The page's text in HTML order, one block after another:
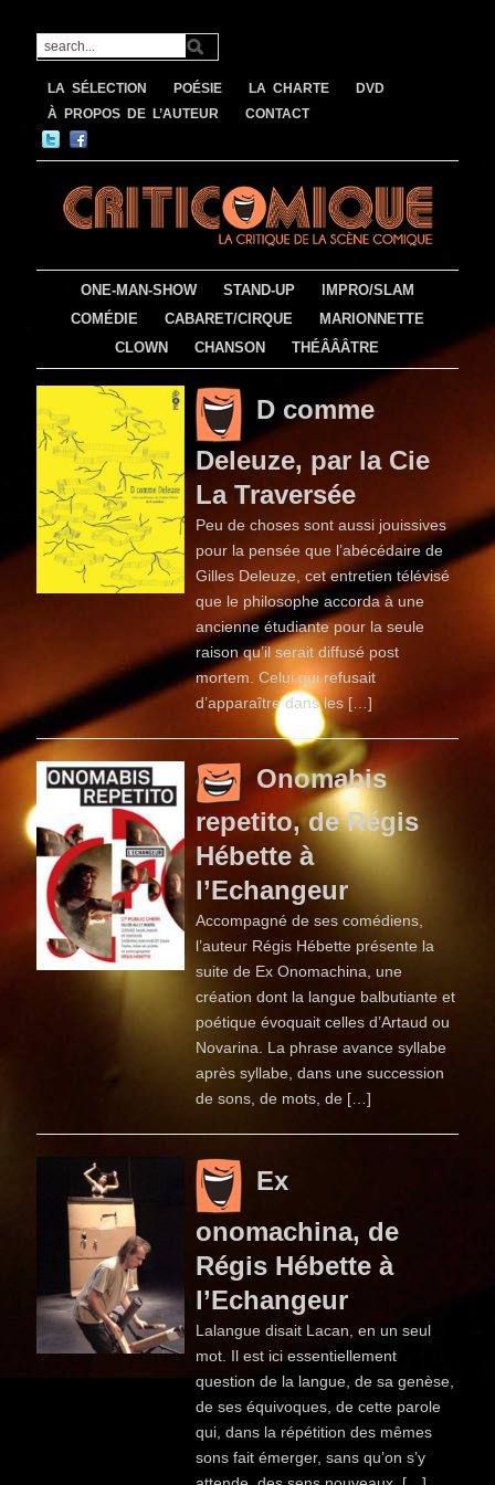
LA SÉLECTION POÉSIE LA CHARTE
DVD
À PROPOS DE L’AUTEUR
CONTACT
ONE-MAN-SHOW STAND-UP
IMPRO/SLAM
COMÉDIE
CABARET/CIRQUE
MARIONNETTE
CLOWN
CHANSON THÉÂÂÂTRE
D comme
Deleuze, par la Cie
La Traversée
Peu de choses sont aussi jouissives
pour la pensée que l’abécédaire de
Gilles Deleuze, cet entretien télévisé
que le philosophe accorda à une
ancienne étudiante pour la seule
raison qu’il serait diffusé post
mortem. Celui qui refusait
d’apparaître dans les […]
Onomabis
repetito, de Régis
Hébette à
l’Echangeur
Accompagné de ses comédiens,
l’auteur Régis Hébette présente la
suite de Ex Onomachina, une
création dont la langue balbutiante et
poétique évoquait celles d’Artaud ou
Novarina. La phrase avance syllabe
après syllabe, dans une succession
de sons, de mots, de […]
Ex
onomachina, de
Régis Hébette à
l’Echangeur
Lalangue disait Lacan, en un seul
mot. Il est ici essentiellement
question de la langue, de sa genèse,
de ses équivoques, de cette parole
qui, dans la répétition des mêmes
sons fait émerger, sans qu’on s’y